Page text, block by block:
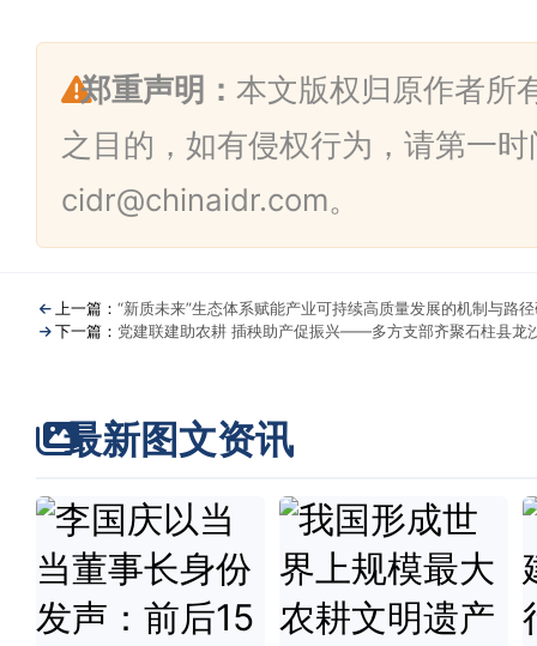
郑重声明： 本文版权归原作者所
之目的，如有侵权行为，请第一
cidr@chinaidr.com。
上一篇： “新质未来”生态体系赋能产业可持续高质量发展的机制与路
下一篇： 党建联建助农耕 插秧助产促振兴——多方支部齐聚石柱县龙
最新图文资讯